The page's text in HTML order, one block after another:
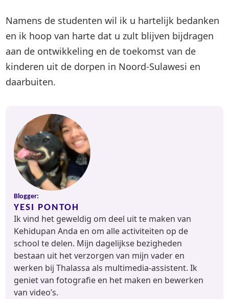
Namens de studenten wil ik u hartelijk bedanken
en ik hoop van harte dat u zult blijven bijdragen
aan de ontwikkeling en de toekomst van de
kinderen uit de dorpen in Noord-Sulawesi en
daarbuiten.
Blogger:
YESI PONTOH
Ik vind het geweldig om deel uit te maken van
Kehidupan Anda en om alle activiteiten op de
school te delen. Mijn dagelijkse bezigheden
bestaan uit het verzorgen van mijn vader en
werken bij Thalassa als multimedia-assistent. Ik
geniet van fotografie en het maken en bewerken
van video’s.